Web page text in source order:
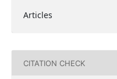
Articles
CITATION CHECK